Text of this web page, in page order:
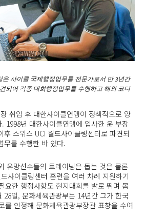
사이클 국제행정업무를 전문가로서 만 3년간
되어 각종 대회행정업무를 수행하고 해외 코디
취임 후 대한사이클연맹이 정책적으로 양
1998년 대한사이클연맹에 입사한 윤 부장
스위스 UCI 월드사이클링센터로 파견되
무를 수행한 바 있다.
유망선수들의 트레이닝은 돕는 것은 물론
사이클링센터 훈련을 여러 차례 지원하기
요한 행정사항도 현지대회를 발로 뛰며 몸
28일, 문화체육관광부는 14년간 그가 한국
를 인정해 문화체육관광부장관 표창을 수여